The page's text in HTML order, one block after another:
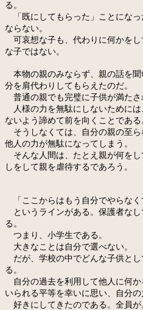
る。
「既にしてもらった」ことにな
ならない。
可哀想な子も、代わりに何かを
な子ではない。
本物の親のみならず、親の話を
分を肩代わりしてもらえたのだ。
普通の親でも完璧に子供が満たさ
人様の力を無駄にしないためには
ないよう諦めて前を向くことである
そうしなくては、自分の親の至
他人の力が無駄になってしまう。
そんな人間は、たとえ親が何を
しをして親を虐待するであろう。
「ここからはもう自分でやらなく
というラインがある。保護者な
る。
つまり、小学生である。
大きなことは自分で選べない。
だが、学校の中でどんな子供と
る。
自分の過去を利用して他人に何か
いられる平等を幸いに思い、自分
好きにしてきたのである。全員が